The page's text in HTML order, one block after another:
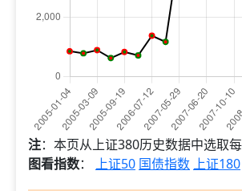
注：本页从上证380历史数据中选取
图看指数： 上证50 国债指数 上证180